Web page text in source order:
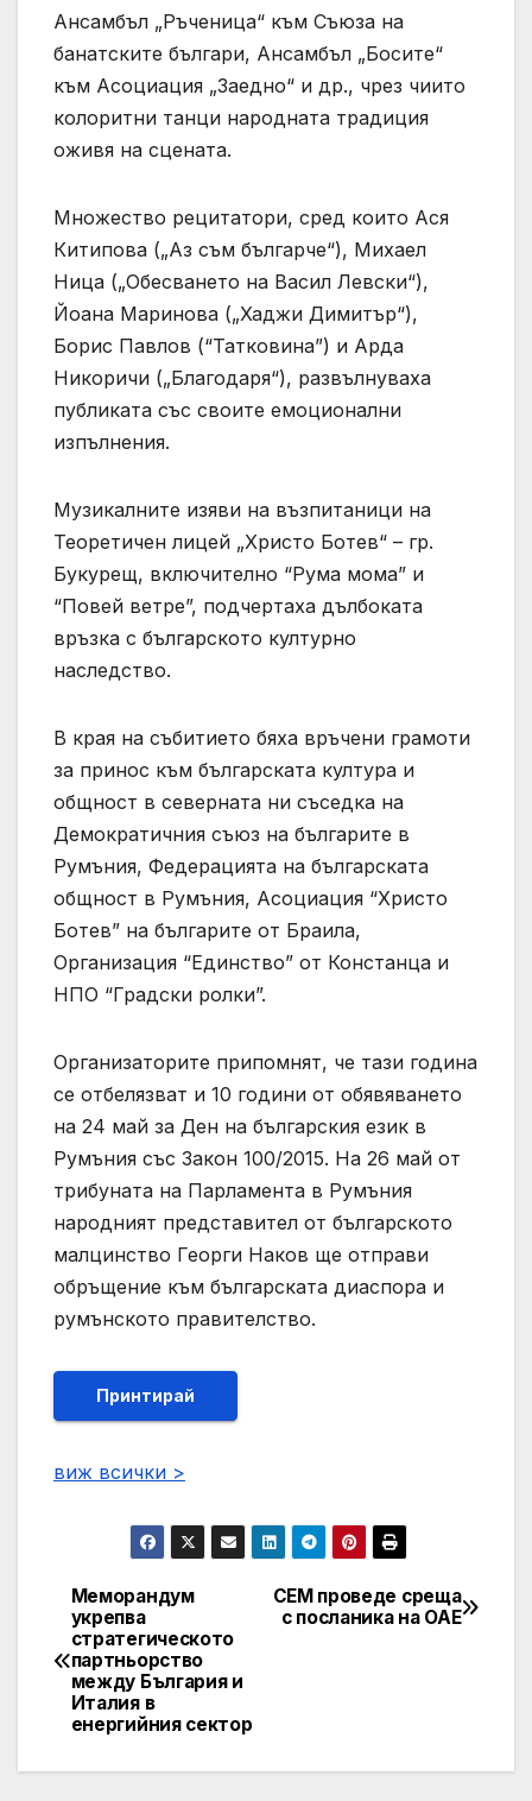
Ансамбъл „Ръченица“ към Съюза на
банатските българи, Ансамбъл „Босите“
към Асоциация „Заедно“ и др., чрез чиито
колоритни танци народната традиция
оживя на сцената.
Множество рецитатори, сред които Ася
Китипова („Аз съм българче“), Михаел
Ница („Обесването на Васил Левски“),
Йоана Маринова („Хаджи Димитър“),
Борис Павлов (“Татковина”) и Арда
Никоричи („Благодаря“), развълнуваха
публиката със своите емоционални
изпълнения.
Музикалните изяви на възпитаници на
Теоретичен лицей „Христо Ботев“ – гр.
Букурещ, включително “Рума мома” и
“Повей ветре”, подчертаха дълбоката
връзка с българското културно
наследство.
В края на събитието бяха връчени грамоти
за принос към българската култура и
общност в северната ни съседка на
Демократичния съюз на българите в
Румъния, Федерацията на българската
общност в Румъния, Асоциация “Христо
Ботев” на българите от Браила,
Организация “Единство” от Констанца и
НПО “Градски ролки”.
Организаторите припомнят, че тази година
се отбелязват и 10 години от обявяването
на 24 май за Ден на българския език в
Румъния със Закон 100/2015. На 26 май от
трибуната на Парламента в Румъния
народният представител от българското
малцинство Георги Наков ще отправи
обръщение към българската диаспора и
румънското правителство.
Принтирай
виж всички >
Post
navigation
СЕМ проведе среща
с посланика на ОАЕ
Меморандум
укрепва
стратегическото
партньорство
между България и
Италия в
енергийния сектор